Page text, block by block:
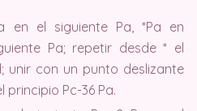
en el siguiente Pa, *Pa en
Pa; repetir desde * el
unir con un punto deslizante
Pc-36 Pa.